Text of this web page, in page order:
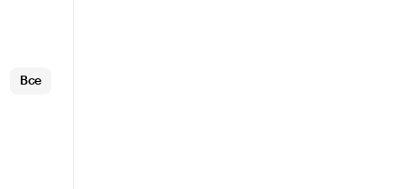
Все